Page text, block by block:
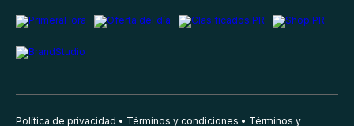
Política de privacidad Términos y condiciones Términos y